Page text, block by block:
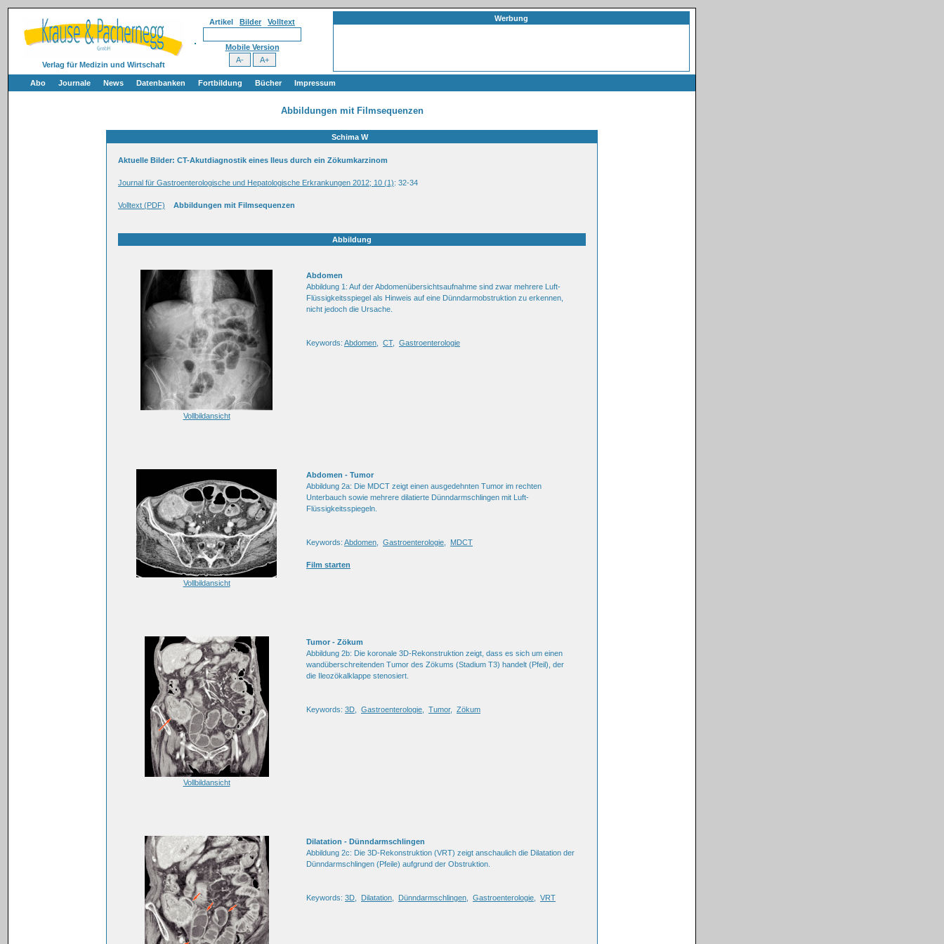
Verlag für Medizin und Wirtschaft
Artikel Bilder Volltext
Mobile Version
Werbung
Abo Journale News Datenbanken Fortbildung Bücher Impressum
Abbildungen mit Filmsequenzen
Schima W
Aktuelle Bilder: CT-Akutdiagnostik eines Ileus durch ein Zökumkarzinom
Journal für Gastroenterologische und Hepatologische Erkrankungen 2012; 10 (1): 32-34
Volltext (PDF) Abbildungen mit Filmsequenzen
Abbildung
Vollbildansicht
Abdomen
Abbildung 1: Auf der Abdomenübersichtsaufnahme sind zwar mehrere Luft-
Flüssigkeitsspiegel als Hinweis auf eine Dünndarmobstruktion zu erkennen,
nicht jedoch die Ursache.
Keywords: Abdomen CT, Gastroenterologie
Vollbildansicht
Abdomen - Tumor
Abbildung 2a: Die MDCT zeigt einen ausgedehnten Tumor im rechten
Unterbauch sowie mehrere dilatierte Dünndarmschlingen mit Luft-
Flüssigkeitsspiegeln.
Keywords: Abdomen Gastroenterologie MDCT
Film starten
Vollbildansicht
Tumor - Zökum
Abbildung 2b: Die koronale 3D-Rekonstruktion zeigt, dass es sich um einen
wandüberschreitenden Tumor des Zökums (Stadium T3) handelt (Pfeil), der
die Ileozökalklappe stenosiert.
Keywords: 3D Gastroenterologie Tumor, Zökum
Dilatation - Dünndarmschlingen
Abbildung 2c: Die 3D-Rekonstruktion (VRT) zeigt anschaulich die Dilatation der
Dünndarmschlingen (Pfeile) aufgrund der Obstruktion.
Keywords: 3D Dilatation Dünndarmschlingen Gastroenterologie VRT